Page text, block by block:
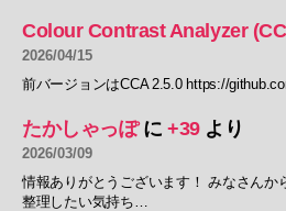
Colour Contrast Analyzer
2026/04/15
前バージョンはCCA 2.5.0 https://
たかしゃっぽに +39より
2026/03/09
情報ありがとうございます！ みなさんか
整理したい気持ち…